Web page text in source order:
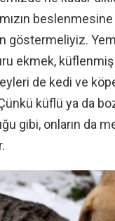
göstermeliyiz.
ekmek,
de kedi ve
küflü ya da
gibi, onların da